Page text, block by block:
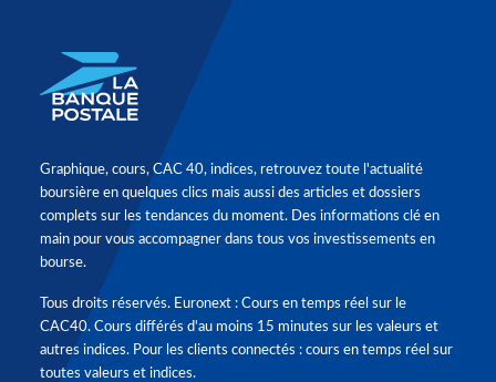
Graphique, cours, CAC 40, indices, retrouvez toute l'actualité
boursière en quelques clics mais aussi des articles et dossiers
complets sur les tendances du moment. Des informations clé en
main pour vous accompagner dans tous vos investissements en
bourse.
Tous droits réservés. Euronext : Cours en temps réel sur le
CAC40. Cours différés d'au moins 15 minutes sur les valeurs et
autres indices. Pour les clients connectés : cours en temps réel sur
toutes valeurs et indices.